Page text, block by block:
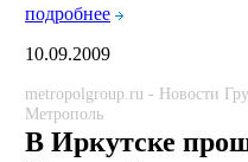
подробнее
10.09.2009
metropolgroup.ru - Новости
Метрополь
В Иркутске